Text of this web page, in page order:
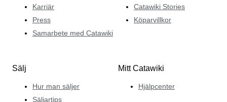
Karriär
Press
Samarbete med Catawiki
Catawiki Stories
Köparvillkor
Sälj
Hur man säljer
Säljartips
Mitt Catawiki
Hjälpcenter